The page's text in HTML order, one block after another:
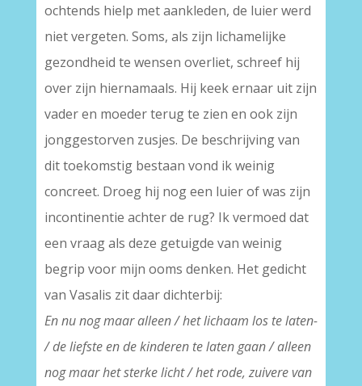
ochtends hielp met aankleden, de luier werd
niet vergeten. Soms, als zijn lichamelijke
gezondheid te wensen overliet, schreef hij
over zijn hiernamaals. Hij keek ernaar uit zijn
vader en moeder terug te zien en ook zijn
jonggestorven zusjes. De beschrijving van
dit toekomstig bestaan vond ik weinig
concreet. Droeg hij nog een luier of was zijn
incontinentie achter de rug? Ik vermoed dat
een vraag als deze getuigde van weinig
begrip voor mijn ooms denken. Het gedicht
van Vasalis zit daar dichterbij:
En nu nog maar alleen / het lichaam los te laten-
/ de liefste en de kinderen te laten gaan / alleen
nog maar het sterke licht / het rode, zuivere van